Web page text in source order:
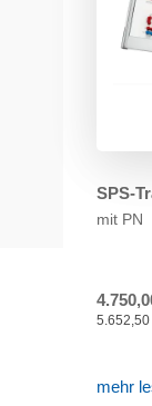
SPS-
mit PN
mehr